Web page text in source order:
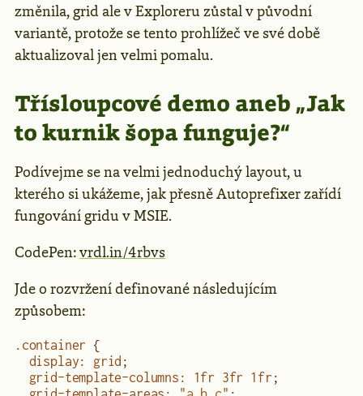
změnila, grid ale v Exploreru zůstal v původní
variantě, protože se tento prohlížeč ve své době
aktualizoval jen velmi pomalu.
Třísloupcové demo aneb „Jak
to kurnik šopa funguje?“
Podívejme se na velmi jednoduchý layout, u
kterého si ukážeme, jak přesně Autoprefixer zařídí
fungování gridu v MSIE.
CodePen:vrdl.in/4rbvs
Jde o rozvržení definované následujícím
způsobem:
.container {
  display
: grid ;
  grid-template-columns
: 1fr 3fr 1 fr ;